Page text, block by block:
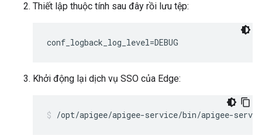
Thiết lập thuộc tính sau đây rồi lưu tệp:
conf_logback_log_level=DEBUG
Khởi động lại dịch vụ SSO của Edge:
/opt/apigee/apigee-service/bin/apigee-